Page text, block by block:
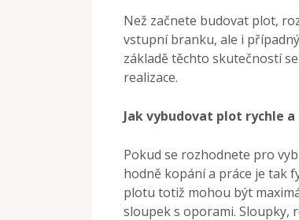
Než začnete budovat plot,
vstupní branku, ale i
základě těchto skutečností
realizace.
Jak vybudovat plot rychle a
Pokud se rozhodnete pro
hodně kopání a práce je tak
plotu totiž mohou být
sloupek s oporami. Sloupky,